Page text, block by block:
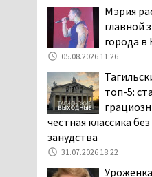
аварийными и
04.08.2026 12:19
В России
об эвакуации
портал «Госуслуги»
04.08.2026 12:17
Мэрия
главной
города в
05.08.2026 11:26
топ-5:
честная классика
занудства
31.07.2026 18:22